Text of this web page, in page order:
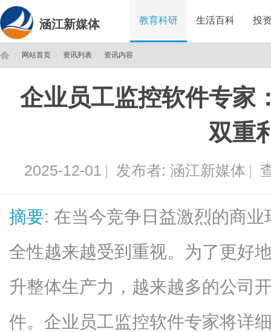
涵江新媒体 教育科研 生活百科 投
网站首页
›
资讯列表
›
资讯内容
企业员工监控软件专家
双重
2025-12-01 | 发布者: 涵江新媒体 |
摘要: 在当今竞争日益激烈的商
全性越来越受到重视。为了更好
升整体生产力，越来越多的公司
件。企业员工监控软件专家将详